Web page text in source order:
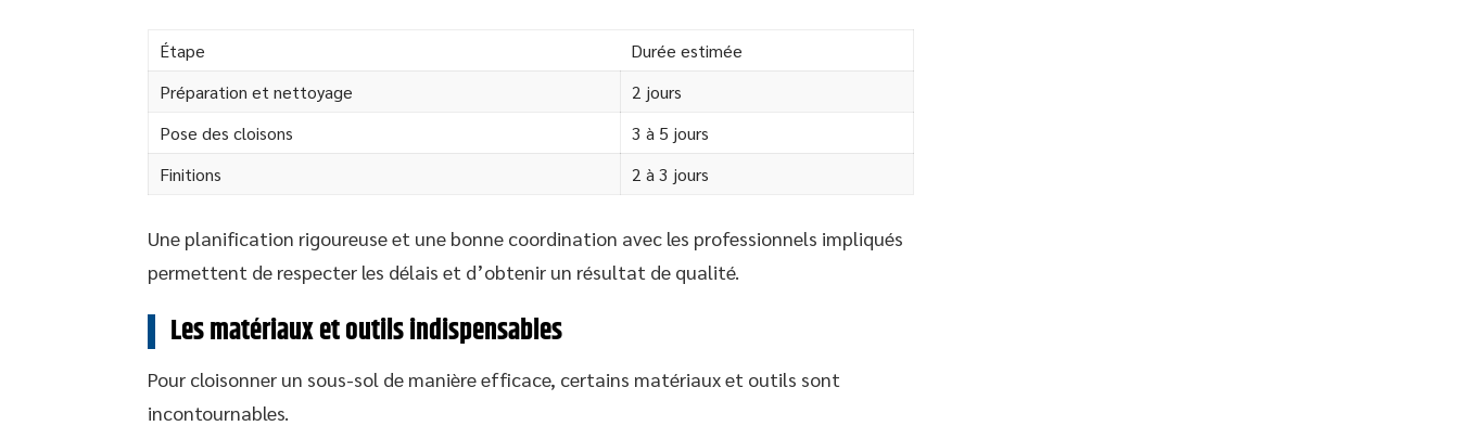
Étape
Durée estimée
Préparation et nettoyage
2 jours
Pose des cloisons
3 à 5 jours
Finitions
2 à 3 jours
Une planification rigoureuse et une bonne coordination avec les professionnels impliqués
permettent de respecter les délais et d’obtenir un résultat de qualité.
Les matériaux et outils indispensables
Pour cloisonner un sous-sol de manière efficace, certains matériaux et outils sont
incontournables.